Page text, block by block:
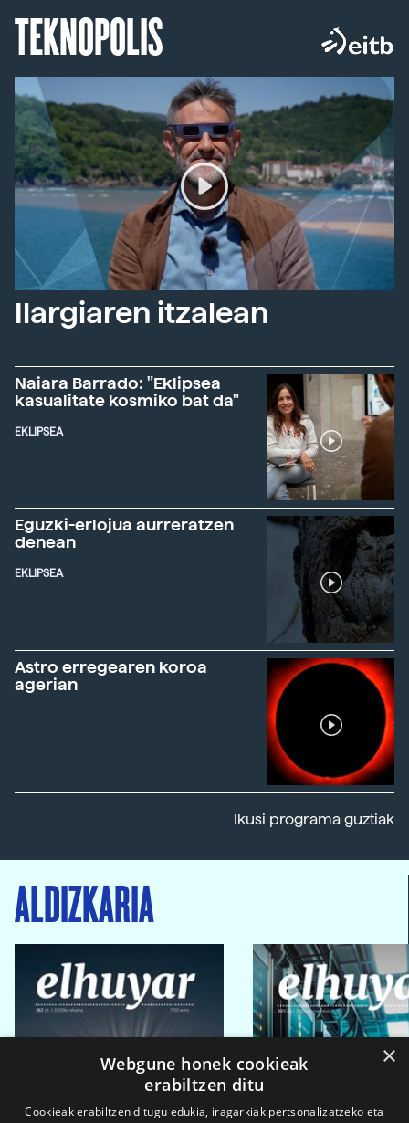
TEKNOPOLIS
Ilargiaren itzalean
Naiara Barrado: "Eklipsea
kasualitate kosmiko bat da"
EKLIPSEA
Eguzki-erlojua aurreratzen
denean
EKLIPSEA
Astro erregearen koroa
agerian
Ikusi programa guztiak
ALDIZKARIA
×
Webgune honek cookieak
erabiltzen ditu
Cookieak erabiltzen ditugu edukia, iragarkiak pertsonalizatzeko eta